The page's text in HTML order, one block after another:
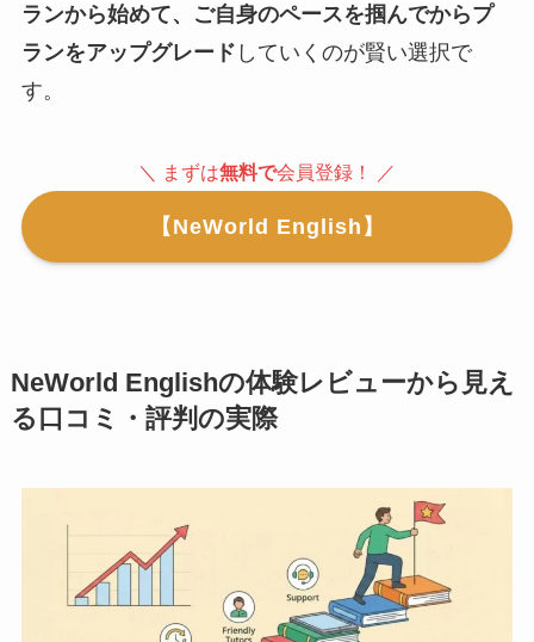
ランから始めて、ご自身のペースを掴んでからプ
ランをアップグレード していくのが賢い選択で
す。
＼ まずは無料で会員登録！ ／
【NeWorld English】
NeWorld Englishの体験レビューから見え
る口コミ・評判の実際